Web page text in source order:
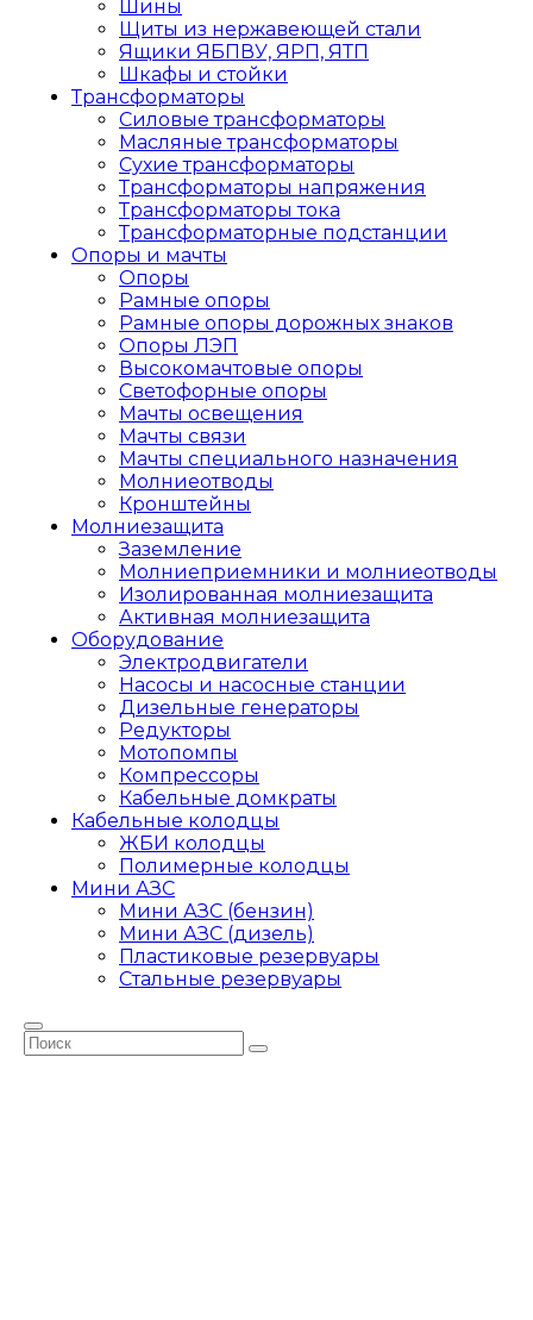
Шины
Щиты из нержавеющей стали
Ящики ЯБПВУ, ЯРП, ЯТП
Шкафы и стойки
Трансформаторы
Силовые трансформаторы
Масляные трансформаторы
Сухие трансформаторы
Трансформаторы напряжения
Трансформаторы тока
Трансформаторные подстанции
Опоры и мачты
Опоры
Рамные опоры
Рамные опоры дорожных знаков
Опоры ЛЭП
Высокомачтовые опоры
Светофорные опоры
Мачты освещения
Мачты связи
Мачты специального назначения
Молниеотводы
Кронштейны
Молниезащита
Заземление
Молниеприемники и молниеотводы
Изолированная молниезащита
Активная молниезащита
Оборудование
Электродвигатели
Насосы и насосные станции
Дизельные генераторы
Редукторы
Мотопомпы
Компрессоры
Кабельные домкраты
Кабельные колодцы
ЖБИ колодцы
Полимерные колодцы
Мини АЗС
Мини АЗС (бензин)
Мини АЗС (дизель)
Пластиковые резервуары
Стальные резервуары